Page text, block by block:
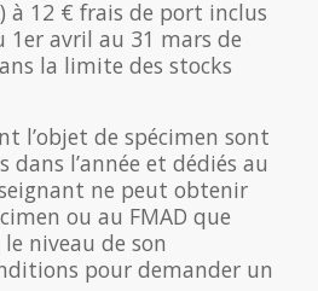
à 12 € frais de port inclus
1er avril au 31 mars de
la limite des stocks
l’objet de spécimen sont
dans l’année et dédiés au
ne peut obtenir
ou au FMAD que
niveau de son
pour demander un